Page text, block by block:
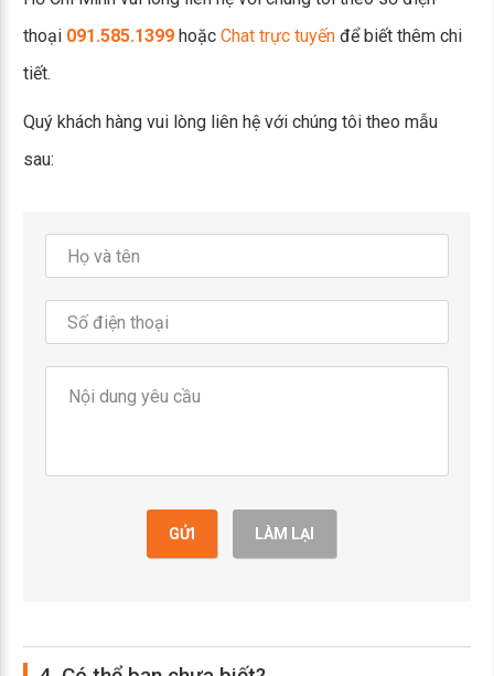
thoại 091.585.1399 hoặc Chat trực tuyến để biết thêm chi
tiết.
Quý khách hàng vui lòng liên hệ với chúng tôi theo mẫu
sau:
GỬI LÀM LẠI